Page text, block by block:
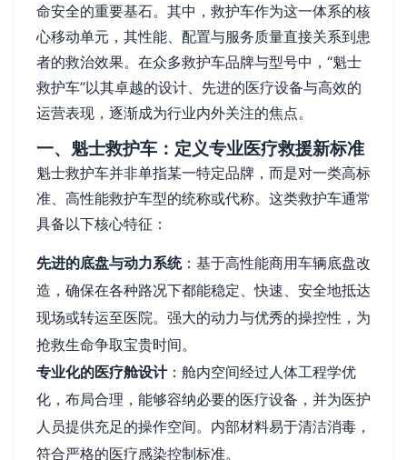
命安全的重要基石。其中，救护车作为这一体系的核
心移动单元，其性能、配置与服务质量直接关系到患
者的救治效果。在众多救护车品牌与型号中，“魁士
救护车”以其卓越的设计、先进的医疗设备与高效的
运营表现，逐渐成为行业内外关注的焦点。
一、魁士救护车：定义专业医疗救援新标准
魁士救护车并非单指某一特定品牌，而是对一类高标
准、高性能救护车型的统称或代称。这类救护车通常
具备以下核心特征：
先进的底盘与动力系统：基于高性能商用车辆底盘改
造，确保在各种路况下都能稳定、快速、安全地抵达
现场或转运至医院。强大的动力与优秀的操控性，为
抢救生命争取宝贵时间。
专业化的医疗舱设计：舱内空间经过人体工程学优
化，布局合理，能够容纳必要的医疗设备，并为医护
人员提供充足的操作空间。内部材料易于清洁消毒，
符合严格的医疗感染控制标准。